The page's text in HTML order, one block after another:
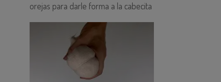
orejas para darle forma a la cabecita